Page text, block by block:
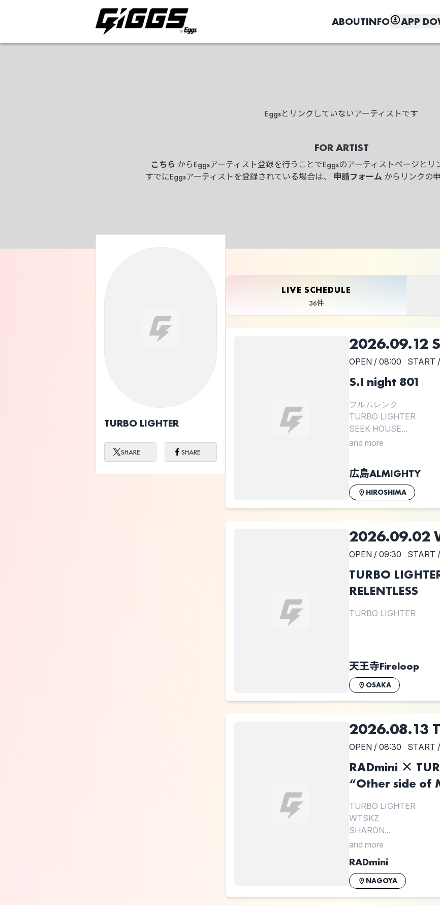
ABOUTINFO APP
Eggsとリンクしていないアーティストです
FOR ARTIST
こちら からEggsアーティスト登録を行うことでEggsのアーティストページとリ
すでにEggsアーティストを登録されている場合は、 申請フォーム からリンクの
TURBO LIGHTER
SHARE SHARE
LIVE SCHEDULE
36件
2026.09.12
OPEN / 08:00 START
S.I night 801
フルムレンク
TURBO LIGHTER
SEEK HOUSE...
and more
広島ALMIGHTY
HIROSHIMA
2026.09.02
OPEN / 09:30 START
TURBO
RELENTLESS
TURBO LIGHTER
天王寺Fireloop
OSAKA
2026.08.13
OPEN / 08:30 START
RADmini ×
“Other side of
TURBO LIGHTER
WTSKZ
SHARON...
and more
RADmini
NAGOYA